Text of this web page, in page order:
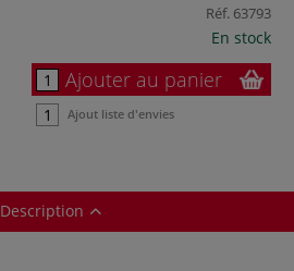
Réf. 63793
En stock
Ajouter au panier
Ajout liste d'envies
Description